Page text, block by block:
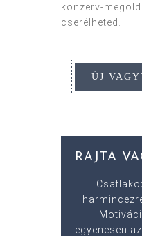
konzerv-
cserélheted.
RAJTA
egyenesen